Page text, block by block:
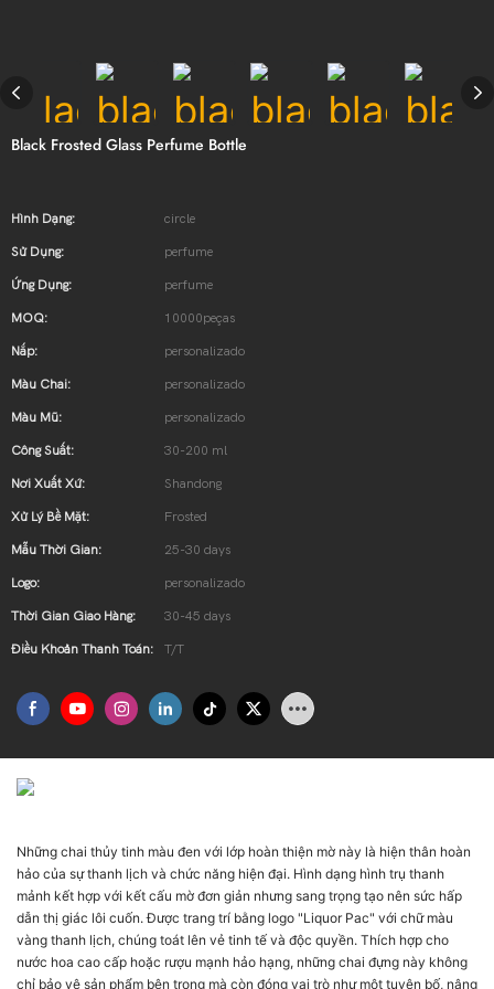
Black Frosted Glass Perfume Bottle
Hình Dạng: circle
Sử Dụng: perfume
Ứng Dụng: perfume
MOQ: 10000peças
Nắp: personalizado
Màu Chai: personalizado
Màu Mũ: personalizado
Công Suất: 30-200 ml
Nơi Xuất Xứ: Shandong
Xử Lý Bề Mặt: Frosted
Mẫu Thời Gian: 25-30 days
Logo: personalizado
Thời Gian Giao Hàng: 30-45 days
Điều Khoản Thanh Toán: T/T
Những chai thủy tinh màu đen với lớp hoàn thiện mờ này là hiện thân hoàn
hảo của sự thanh lịch và chức năng hiện đại. Hình dạng hình trụ thanh
mảnh kết hợp với kết cấu mờ đơn giản nhưng sang trọng tạo nên sức hấp
dẫn thị giác lôi cuốn. Được trang trí bằng logo "Liquor Pac" với chữ màu
vàng thanh lịch, chúng toát lên vẻ tinh tế và độc quyền. Thích hợp cho
nước hoa cao cấp hoặc rượu mạnh hảo hạng, những chai đựng này không
chỉ bảo vệ sản phẩm bên trong mà còn đóng vai trò như một tuyên bố, nâng